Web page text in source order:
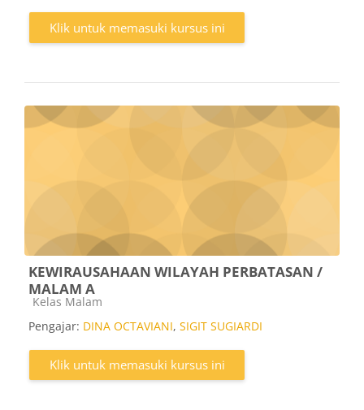
Klik untuk memasuki kursus ini
KEWIRAUSAHAAN WILAYAH PERBATASAN /
MALAM A
Kategori kursus
Kelas Malam
Pengajar: DINA OCTAVIANI, SIGIT SUGIARDI
Klik untuk memasuki kursus ini